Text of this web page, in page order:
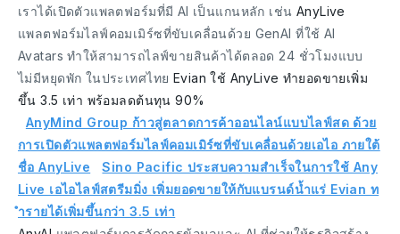
เราได้เปิดตัวแพลตฟอร์มที่มี AI เป็นแกนหลัก เช่น AnyLive
แพลตฟอร์มไลฟ์คอมเมิร์ซที่ขับเคลื่อนด้วย GenAI ที่ใช้ AI
Avatars ทำให้สามารถไลฟ์ขายสินค้าได้ตลอด 24 ชั่วโมงแบบ
ไม่มีหยุดพัก ในประเทศไทย Evian ใช้ AnyLive ทำยอดขายเพิ่ม
ขึ้น 3.5 เท่า พร้อมลดต้นทุน 90%
AnyMind Group ก้าวสู่ตลาดการค้าออนไลน์แบบไลฟ์สด ด้วย
การเปิดตัวแพลตฟอร์มไลฟ์คอมเมิร์ซที่ขับเคลื่อนด้วยเอไอ ภายใต้
ชื่อ AnyLive
Sino Pacific ประสบความสำเร็จในการใช้ Any
Live เอไอไลฟ์สตรีมมิ่ง เพิ่มยอดขายให้กับแบรนด์น้ำแร่ Evian ท
ำรายได้เพิ่มขึ้นกว่า 3.5 เท่า